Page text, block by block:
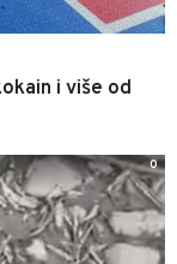
i više od
0